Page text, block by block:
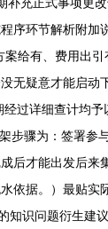
环节解析附
案给有、费用
无疑意才能启
过详细查计均
骤为：签署参
后才能出发后
依据。）最贴
识问题衍生建